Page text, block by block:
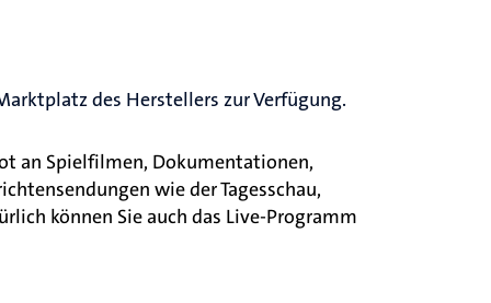
des Herstellers zur Verfügung.
an Spielfilmen, Dokumentationen,
wie der Tagesschau,
können Sie auch das Live-Programm